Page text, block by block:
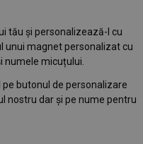
tău și personalizează-l cu
unui magnet personalizat cu
numele micuțului.
butonul de personalizare
nostru dar și pe nume pentru